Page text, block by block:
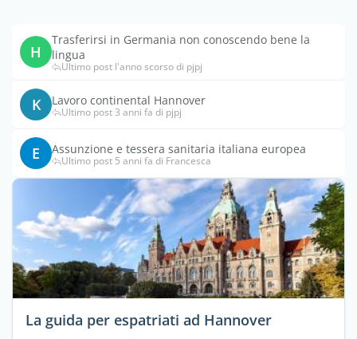
H
Trasferirsi in Germania non conoscendo bene la
lingua
Ultimo post l'anno scorso di pjpj
K Lavoro continental Hannover
Ultimo post 3 anni fa di pjpj
E Assunzione e tessera sanitaria italiana europea
Ultimo post 5 anni fa di Francesca
La guida per espatriati ad Hannover